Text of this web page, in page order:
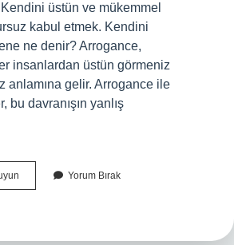
üstün ve mükemmel
kabul etmek. Kendini
ne denir? Arrogance,
insanlardan üstün görmeniz
anlamına gelir. Arrogance ile
bu davranışın yanlış
Görmek
Yorum Bırak